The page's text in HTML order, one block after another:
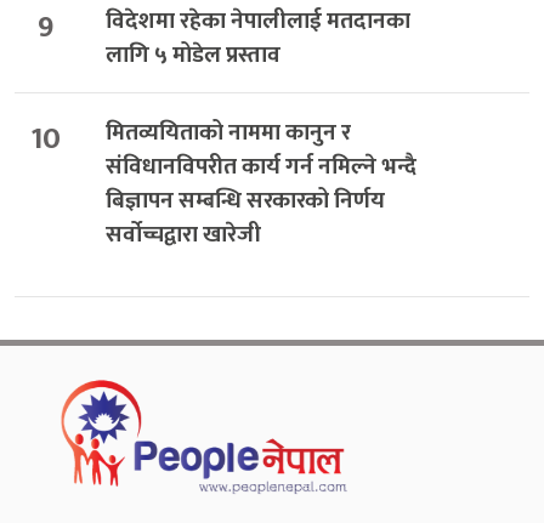
9
विदेशमा रहेका नेपालीलाई मतदानका
लागि ५ मोडेल प्रस्ताव
10
मितव्ययिताको नाममा कानुन र
संविधानविपरीत कार्य गर्न नमिल्ने भन्दै
बिज्ञापन सम्बन्धि सरकारको निर्णय
सर्वोच्चद्वारा खारेजी